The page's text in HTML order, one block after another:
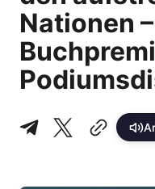
Nationen –